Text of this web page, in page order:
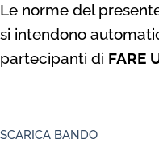
Le norme del
si intendono
partecipanti di FARE
SCARICA BANDO